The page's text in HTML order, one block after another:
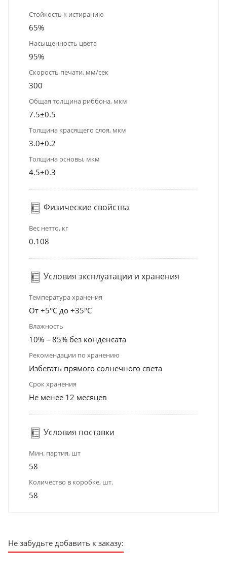
Стойкость к истиранию
65%
Насыщенность цвета
95%
Скорость печати, мм/сек
300
Общая толщина риббона, мкм
7.5±0.5
Толщина красящего слоя, мкм
3.0±0.2
Толщина основы, мкм
4.5±0.3
Физические свойства
Вес нетто, кг
0.108
Условия эксплуатации и хранения
Температура хранения
От +5°С до +35°С
Влажность
10% – 85% без конденсата
Рекомендации по хранению
Избегать прямого солнечного света
Срок хранения
Не менее 12 месяцев
Условия поставки
Мин. партия, шт
58
Количество в коробке, шт.
58
Не забудьте добавить к заказу: